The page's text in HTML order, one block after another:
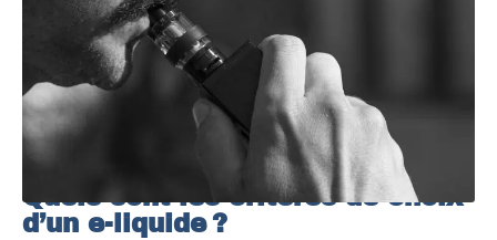
Quels sont les critères de choix
d’un e-liquide ?